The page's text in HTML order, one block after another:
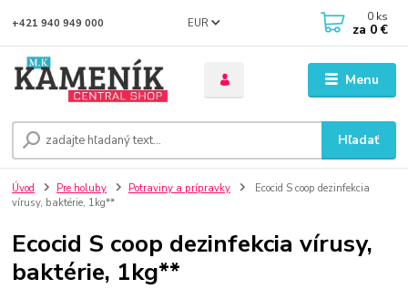
Menu
EUR
Hľadať
+421 940 949 000 0 ks
za 0 €
Úvod Pre holuby Potraviny a prípravky
Ecocid S coop dezinfekcia
vírusy, baktérie, 1kg**
Ecocid S coop dezinfekcia vírusy,
baktérie, 1kg**